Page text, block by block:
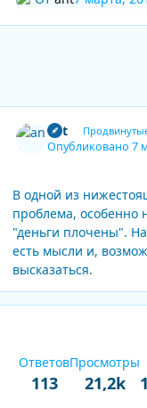
ant
Опубликовано7
В одной из
проблема, особенно
"деньги плочены".
есть мысли и,
высказаться.
Ответов
113
Просмотры
21,2k